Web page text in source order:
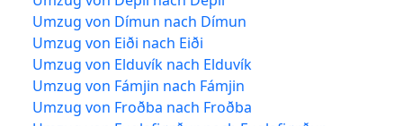
Umzug von Dímun nach Dímun
Umzug von Eiði nach Eiði
Umzug von Elduvík nach Elduvík
Umzug von Fámjin nach Fámjin
Umzug von Froðba nach Froðba